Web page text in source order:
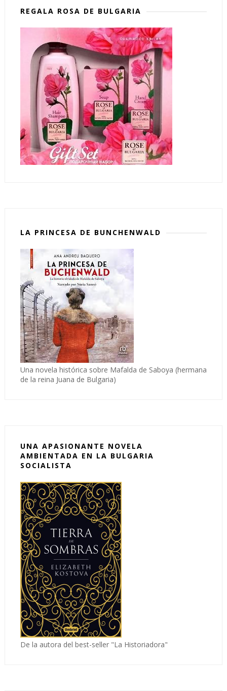
REGALA ROSA DE BULGARIA
LA PRINCESA DE BUNCHENWALD
Una novela histórica sobre Mafalda de Saboya (hermana
de la reina Juana de Bulgaria)
UNA APASIONANTE NOVELA
AMBIENTADA EN LA BULGARIA
SOCIALISTA
De la autora del best-seller "La Historiadora"